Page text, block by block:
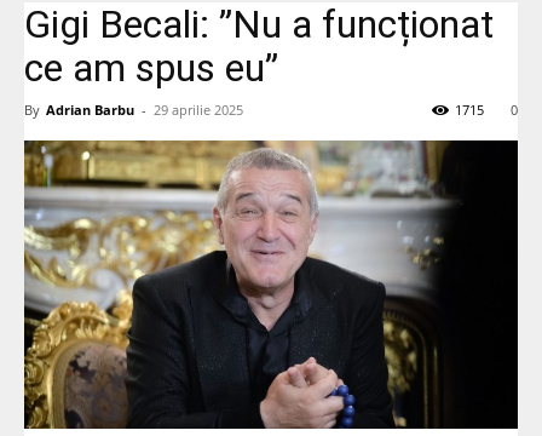
Gigi Becali: ”Nu a funcționat
ce am spus eu”
By Adrian Barbu - 29 aprilie 2025 0
1715